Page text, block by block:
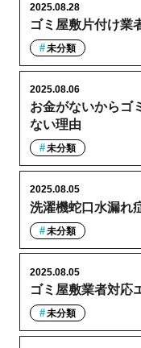
ゴミ屋敷片付け業
2025.08.28
未分類
お金がないからゴ
ない理由
2025.08.06
未分類
洗濯機蛇口水漏れ
2025.08.05
未分類
ゴミ屋敷業者対応
2025.08.05
未分類